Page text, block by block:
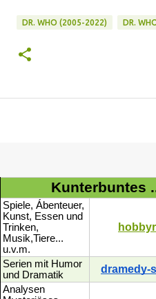
DR. WHO (2005-2022) DR.
Kunterbuntes
Spiele, Ábenteuer,
Kunst, Essen und
Trinken,
Musik,Tiere...
u.v.m.
Serien mit Humor
und Dramatik
dramedy-
Analysen